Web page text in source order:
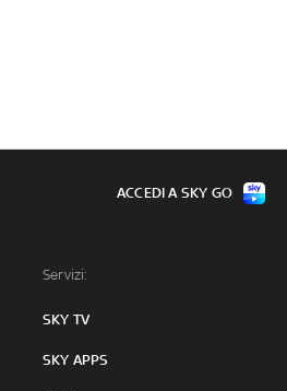
Servizi:
SKY TV
SKY APPS
ACCEDI A SKY GO